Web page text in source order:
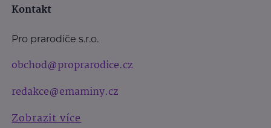
Kontakt
Pro prarodiče s.r.o.
obchod@proprarodice.cz
redakce@emaminy.cz
Zobrazit více